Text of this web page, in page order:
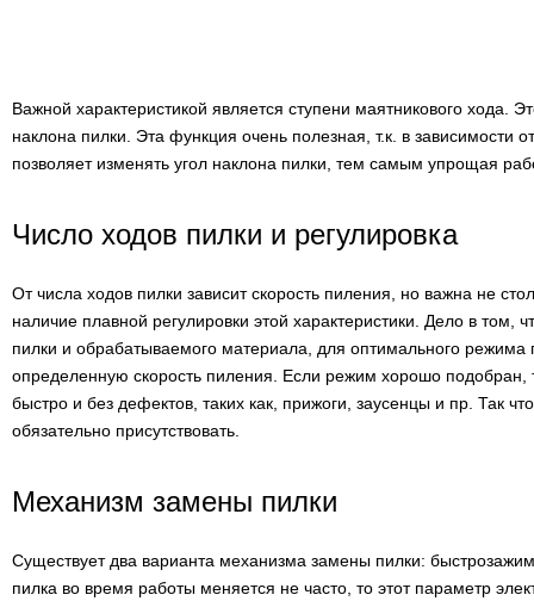
Важной характеристикой является ступени маятникового хода.
наклона пилки. Эта функция очень полезная, т.к. в зависимости
позволяет изменять угол наклона пилки, тем самым упрощая
Число ходов пилки и регулировка
От числа ходов пилки зависит скорость пиления, но важна не
наличие плавной регулировки этой характеристики. Дело в том,
пилки и обрабатываемого материала, для оптимального режима
определенную скорость пиления. Если режим хорошо подобран,
быстро и без дефектов, таких как, прижоги, заусенцы и пр. Так
обязательно присутствовать.
Механизм замены пилки
Существует два варианта механизма замены пилки:
пилка во время работы меняется не часто, то этот параметр